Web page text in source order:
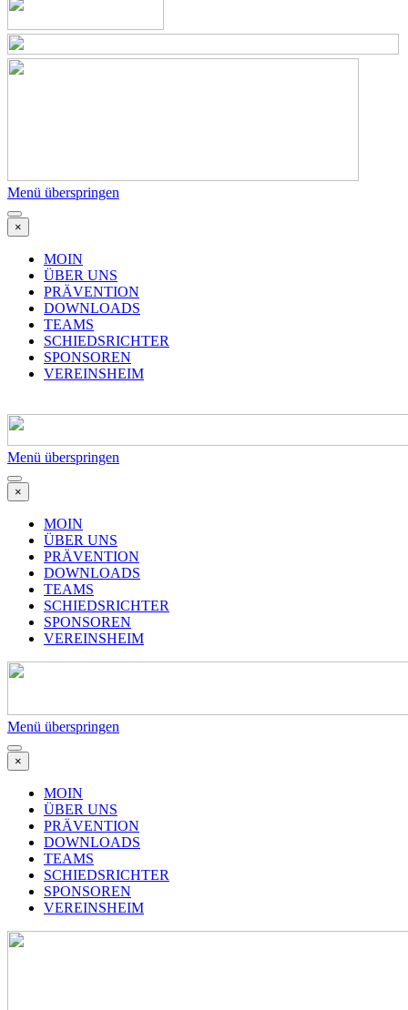
Menü überspringen
×
MOIN
ÜBER UNS
PRÄVENTION
DOWNLOADS
TEAMS
SCHIEDSRICHTER
SPONSOREN
VEREINSHEIM
Menü überspringen
×
MOIN
ÜBER UNS
PRÄVENTION
DOWNLOADS
TEAMS
SCHIEDSRICHTER
SPONSOREN
VEREINSHEIM
Menü überspringen
×
MOIN
ÜBER UNS
PRÄVENTION
DOWNLOADS
TEAMS
SCHIEDSRICHTER
SPONSOREN
VEREINSHEIM